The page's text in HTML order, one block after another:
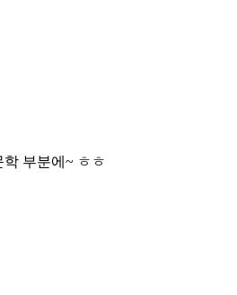
부분에~ ㅎㅎ